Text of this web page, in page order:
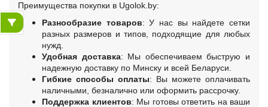
Преимущества покупки в Ugolok.by:
Разнообразие товаров: У нас вы найдете сетки
разных размеров и типов, подходящие для любых
нужд.
Удобная доставка: Мы обеспечиваем быструю и
надежную доставку по Минску и всей Беларуси.
Гибкие способы оплаты: Вы можете оплачивать
наличными, безналично или оформить рассрочку.
Поддержка клиентов: Мы готовы ответить на ваши